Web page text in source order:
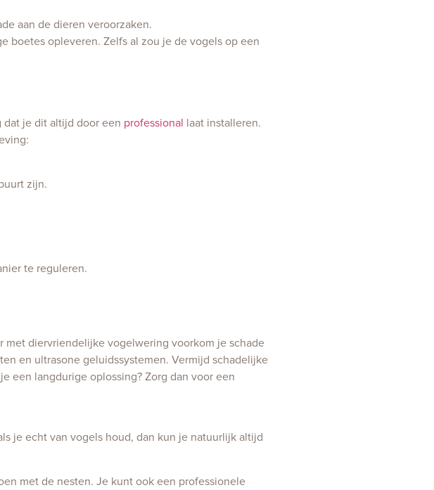
aan de dieren veroorzaken.
boetes opleveren. Zelfs al zou je de vogels op een
dat je dit altijd door een professional laat installeren.
zijn.
te reguleren.
met diervriendelijke vogelwering voorkom je schade
en ultrasone geluidssystemen. Vermijd schadelijke
een langdurige oplossing? Zorg dan voor een
je echt van vogels houd, dan kun je natuurlijk altijd
met de nesten. Je kunt ook een professionele